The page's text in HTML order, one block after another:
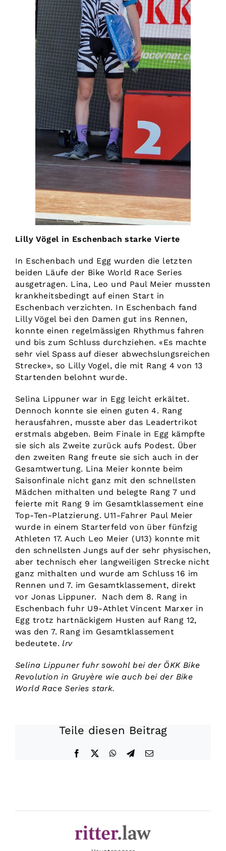
Lilly Vögel in Eschenbach starke Vierte
In Eschenbach und Egg wurden die letzten
beiden Läufe der Bike World Race Series
ausgetragen. Lina, Leo und Paul Meier mussten
krankheitsbedingt auf einen Start in
Eschenbach verzichten. In Eschenbach fand
Lilly Vögel bei den Damen gut ins Rennen,
konnte einen regelmässigen Rhythmus fahren
und bis zum Schluss durchziehen. «Es machte
sehr viel Spass auf dieser abwechslungsreichen
Strecke», so Lilly Vogel, die mit Rang 4 von 13
Startenden belohnt wurde.
Selina Lippuner war in Egg leicht erkältet.
Dennoch konnte sie einen guten 4. Rang
herausfahren, musste aber das Leadertrikot
erstmals abgeben. Beim Finale in Egg kämpfte
sie sich als Zweite zurück aufs Podest. Über
den zweiten Rang freute sie sich auch in der
Gesamtwertung. Lina Meier konnte beim
Saisonfinale nicht ganz mit den schnellsten
Mädchen mithalten und belegte Rang 7 und
feierte mit Rang 9 im Gesamtklassement eine
Top-Ten-Platzierung. U11-Fahrer Paul Meier
wurde in einem Starterfeld von über fünfzig
Athleten 17. Auch Leo Meier (U13) konnte mit
den schnellsten Jungs auf der sehr physischen,
aber technisch eher langweiligen Strecke nicht
ganz mithalten und wurde am Schluss 16 im
Rennen und 7. im Gesamtklassement, direkt
vor Jonas Lippuner. Nach dem 8. Rang in
Eschenbach fuhr U9-Athlet Vincent Marxer in
Egg trotz hartnäckigem Husten auf Rang 12,
was den 7. Rang im Gesamtklassement
bedeutete. lrv
Selina Lippuner fuhr sowohl bei der ÖKK Bike
Revolution in Gruyère wie auch bei der Bike
World Race Series stark.
Teile diesen Beitrag
Facebook WhatsApp
Telegram
E-
Datenschutz |